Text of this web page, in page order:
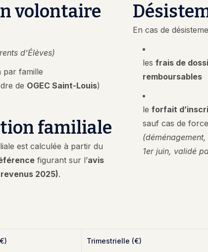
volontaire
d’Élèves)
par famille
de OGEC Saint-Louis)
familiale
est calculée à partir du
figurant sur l’avis
2025).
En cas de
les frais de
remboursables
le forfait
sauf cas de
1er juin, validé
Trimestrielle (€)